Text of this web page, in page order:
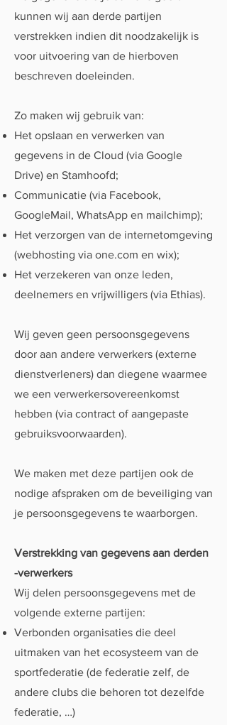
kunnen wij aan derde partijen
verstrekken indien dit noodzakelijk is
voor uitvoering van de hierboven
beschreven doeleinden.
Zo maken wij gebruik van:
Het opslaan en verwerken van
gegevens in de Cloud (via Google
Drive) en Stamhoofd;
Communicatie (via Facebook,
GoogleMail, WhatsApp en mailchimp);
Het verzorgen van de internetomgeving
(webhosting via one.com en wix);
Het verzekeren van onze leden,
deelnemers en vrijwilligers (via Ethias).
Wij geven geen persoonsgegevens
door aan andere verwerkers (externe
dienstverleners) dan diegene waarmee
we een verwerkersovereenkomst
hebben (via contract of aangepaste
gebruiksvoorwaarden).
We maken met deze partijen ook de
nodige afspraken om de beveiliging van
je persoonsgegevens te waarborgen.
Verstrekking van gegevens aan derden
-verwerkers
Wij delen persoonsgegevens met de
volgende externe partijen:
Verbonden organisaties die deel
uitmaken van het ecosysteem van de
sportfederatie (de federatie zelf, de
andere clubs die behoren tot dezelfde
federatie, …)